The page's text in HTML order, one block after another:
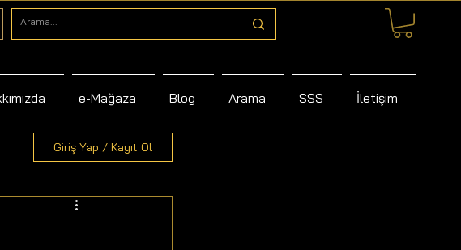
e-Mağaza Blog Arama SSS İletişim
Giriş Yap / Kayıt Ol